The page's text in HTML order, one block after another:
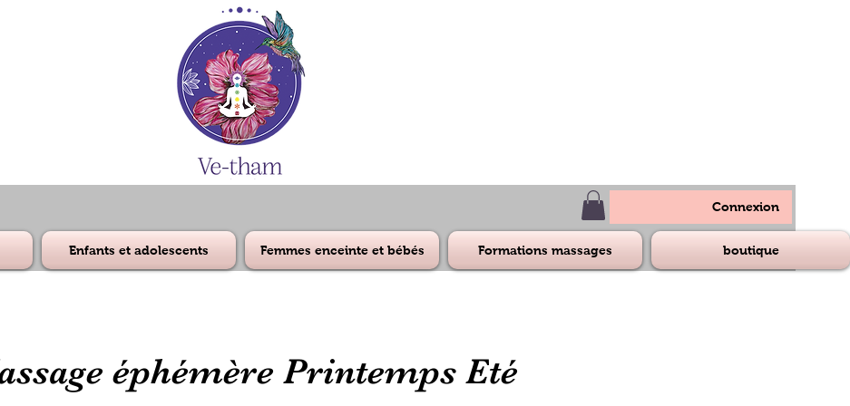
Connexion
Enfants et adolescents Femmes enceinte et bébés Formations massages boutique
éphémère Printemps Eté